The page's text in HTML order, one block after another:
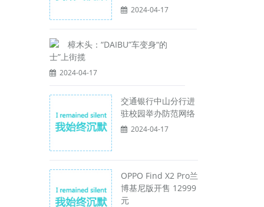
2024-04-17
樟木头：“DAIBU”车变身“的
士”上街揽
2024-04-17
交通银行中山分行进
驻校园举办防范网络
2024-04-17
OPPO Find X2 Pro兰
博基尼版开售 12999
元